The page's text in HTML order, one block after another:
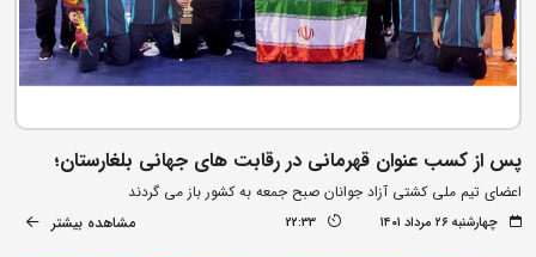
پس از کسب عنوان قهرمانی در رقابت های جهانی بلغارستان؛
اعضای تیم ملی کشتی آزاد جوانان صبح جمعه به کشور باز می گردند
چهارشنبه ۲۶ مرداد ۱۴۰۱ 22:33 مشاهده بیشتر